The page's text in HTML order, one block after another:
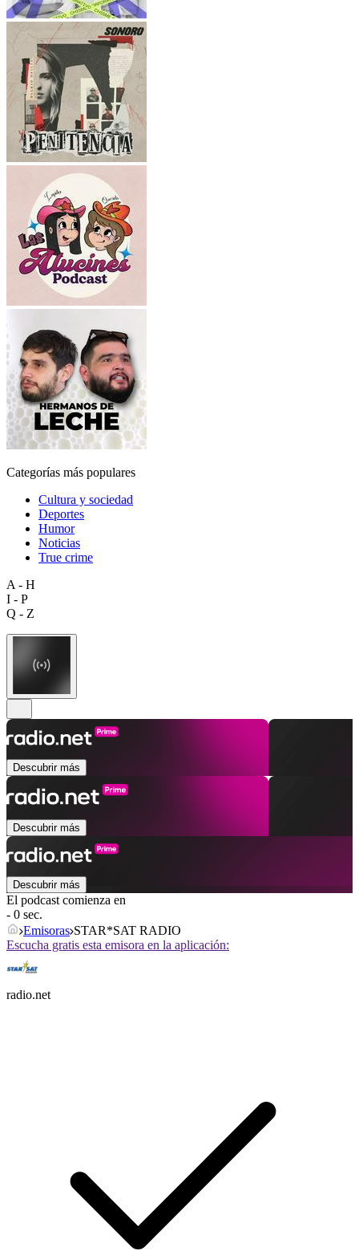
Categorías más populares
Cultura y sociedad
Deportes
Humor
Noticias
True crime
A - H
I - P
Q - Z
Descubrir más
Descubrir más
Descubrir más
El podcast comienza en
- 0 sec.
Emisoras STAR*SAT RADIO
Escucha gratis esta emisora en la aplicación:
radio.net